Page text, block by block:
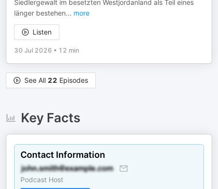
Siedlergewalt im besetzten Westjordanland als Teil eines
länger bestehen... more
Listen
30 Jul 2026 • 12 min
See All 22 Episodes
Key Facts
Contact Information
Podcast Host